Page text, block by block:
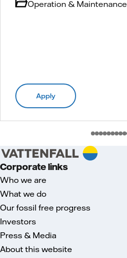
Operation & Maintenance
Apply
Corporate links
Who we are
What we do
Our fossil free progress
Investors
Press & Media
About this website